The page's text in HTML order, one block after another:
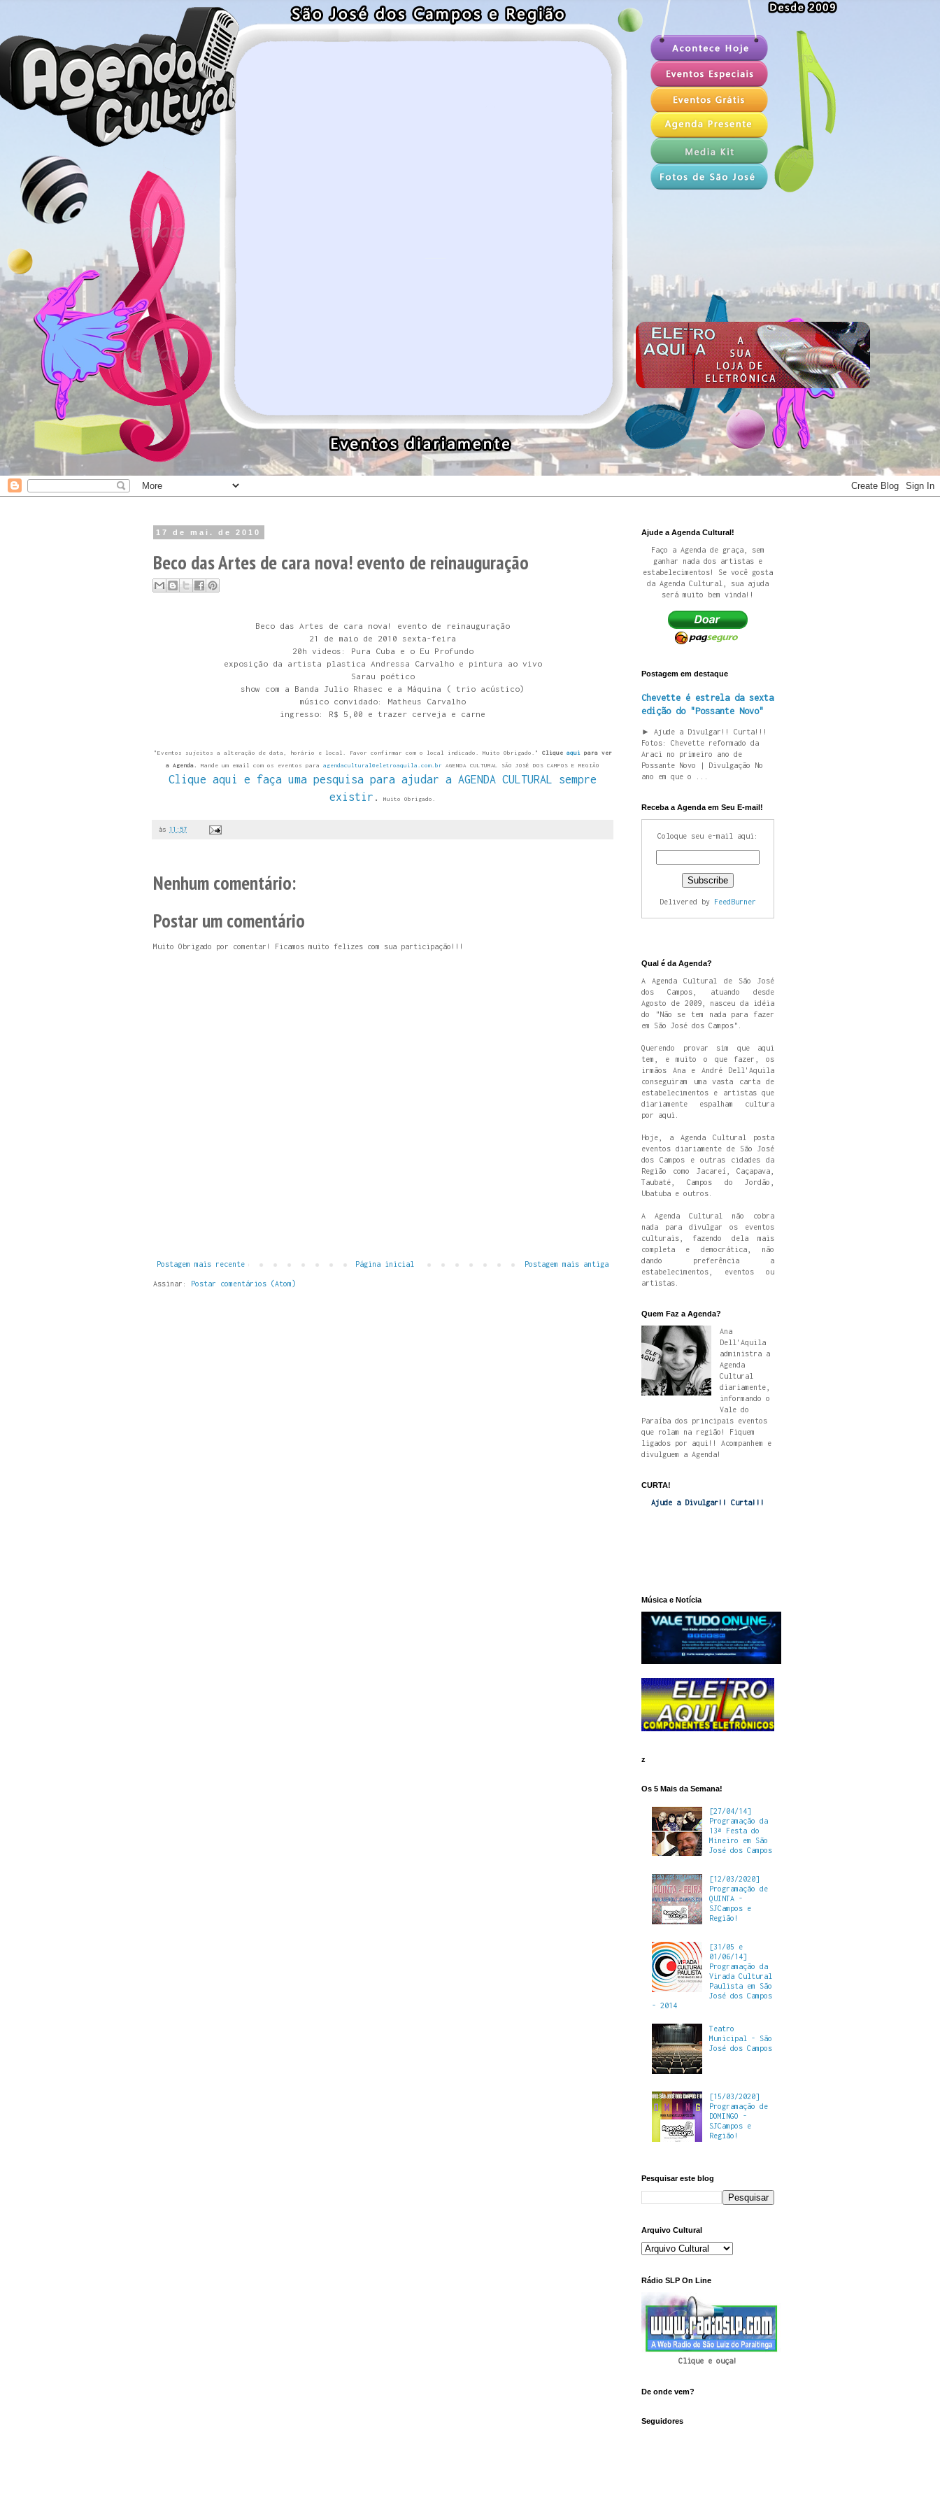
17 de mai. de 2010
Beco das Artes de cara nova! evento de reinauguração
Beco das Artes de cara nova! evento de reinauguração
21 de maio de 2010 sexta-feira
20h videos: Pura Cuba e o Eu Profundo
exposição da artista plastica Andressa Carvalho e pintura ao vivo
Sarau poético
show com a Banda Julio Rhasec e a Máquina ( trio acústico)
músico convidado: Matheus Carvalho
ingresso: R$ 5,00 e trazer cerveja e carne
"Eventos sujeitos a alteração de data, horário e local. Favor confirmar com o local indicado. Muito Obrigado." Clique aqui para ver
a Agenda.
Mande um email com os eventos para agendacultural@eletroaquila.com.br AGENDA CULTURAL SÃO JOSÉ DOS CAMPOS E REGIÃO
Clique aqui e faça uma pesquisa para ajudar a AGENDA CULTURAL sempre
existir . Muito Obrigado.
às 11:57
Nenhum comentário:
Postar um comentário
Muito Obrigado por comentar! Ficamos muito felizes com sua participação!!!
Postagem mais recente Postagem mais antiga
Página inicial
Assinar: Postar comentários (Atom)
Ajude a Agenda Cultural!
Faço a Agenda de graça, sem
ganhar nada dos artistas e
estabelecimentos! Se você gosta
da Agenda Cultural, sua ajuda
será muito bem vinda!!
Postagem em destaque
Chevette é estrela da sexta
edição do "Possante Novo"
► Ajude a Divulgar!! Curta!!!
Fotos: Chevette reformado da
Araci no primeiro ano de
Possante Novo | Divulgação No
ano em que o ...
Receba a Agenda em Seu E-mail!
Coloque seu e-mail aqui:
Delivered by FeedBurner
Qual é da Agenda?
A Agenda Cultural de São José
dos Campos, atuando desde
Agosto de 2009, nasceu da idéia
do "Não se tem nada para fazer
em São José dos Campos".
Querendo provar sim que aqui
tem, e muito o que fazer, os
irmãos Ana e André Dell'Aquila
conseguiram uma vasta carta de
estabelecimentos e artistas que
diariamente espalham cultura
por aqui.
Hoje, a Agenda Cultural posta
eventos diariamente de São José
dos Campos e outras cidades da
Região como Jacareí, Caçapava,
Taubaté, Campos do Jordão,
Ubatuba e outros.
A Agenda Cultural não cobra
nada para divulgar os eventos
culturais, fazendo dela mais
completa e democrática, não
dando preferência a
estabelecimentos, eventos ou
artistas.
Quem Faz a Agenda?
Ana
Dell'Aquila
administra a
Agenda
Cultural
diariamente,
informando o
Vale do
Paraíba dos principais eventos
que rolam na região! Fiquem
ligados por aqui!! Acompanhem e
divulguem a Agenda!
CURTA!
Ajude a Divulgar!! Curta!!!
Música e Notícia
z
Os 5 Mais da Semana!
[27/04/14]
Programação da
13ª Festa do
Mineiro em São
José dos Campos
[12/03/2020]
Programação de
QUINTA -
SJCampos e
Região!
[31/05 e
01/06/14]
Programação da
Virada Cultural
Paulista em São
José dos Campos
- 2014
Teatro
Municipal - São
José dos Campos
[15/03/2020]
Programação de
DOMINGO -
SJCampos e
Região!
Pesquisar este blog
Arquivo Cultural
Rádio SLP On Line
Clique e ouça!
De onde vem?
Seguidores